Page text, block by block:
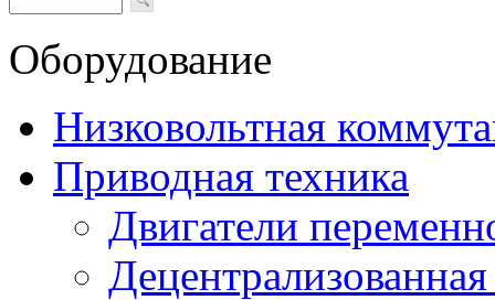
Оборудование
Низковольтная
Приводная техника
Двигатели